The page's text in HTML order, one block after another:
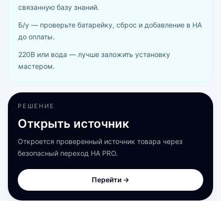
связанную базу знаний.
Б/у — проверьте батарейку, сброс и добавление в HA
до оплаты.
220В или вода — лучше заложить установку
мастером.
РЕШЕНИЕ
Открыть источник
Откроется проверенный источник товара через
безопасный переход HA PRO.
Перейти →